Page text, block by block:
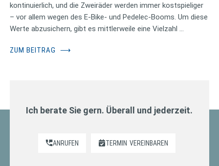
kontinuierlich, und die Zweiräder werden immer kostspieliger
– vor allem wegen des E-Bike- und Pedelec-Booms. Um diese
Werte abzusichern, gibt es mittlerweile eine Vielzahl …
ZUM BEITRAG ⟶
Ich berate Sie gern. Überall und jederzeit.
ANRUFEN TERMIN VEREINBAREN